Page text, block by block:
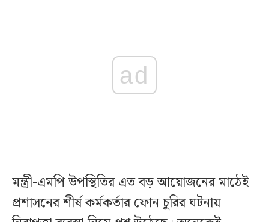
ad
মন্ত্রী-এমপি উপস্থিতির এত বড় আয়োজনের মাঠেই
প্রশাসনের শীর্ষ কর্মকর্তার ফোন চুরির ঘটনায়